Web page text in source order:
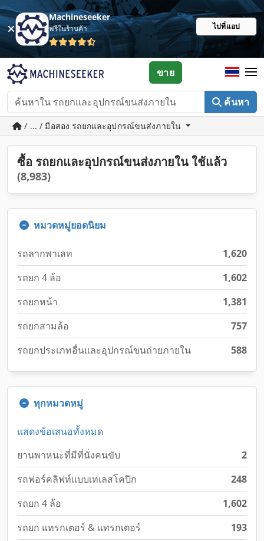
Machineseeker
ฟรีในร้านค้า ไปที่แอป
ค้นหา
ขาย
/ ... / มือสอง รถยกและอุปกรณ์ขนส่งภายใน
ซื้อ รถยกและอุปกรณ์ขนส่งภายใน ใช้แล้ว
(8,983)
หมวดหมู่ยอดนิยม
รถลากพาเลท
1,620
รถยก 4 ล้อ
1,602
รถยกหน้า
1,381
รถยกสามล้อ
757
รถยกประเภทอื่นและอุปกรณ์ขนถ่ายภายใน
588
ทุกหมวดหมู่
แสดงข้อเสนอทั้งหมด
ยานพาหนะที่มีที่นั่งคนขับ
2
รถฟอร์คลิฟท์แบบเทเลสโคปิก
248
รถยก 4 ล้อ
1,602
รถยก แทรกเตอร์ & แทรกเตอร์
193